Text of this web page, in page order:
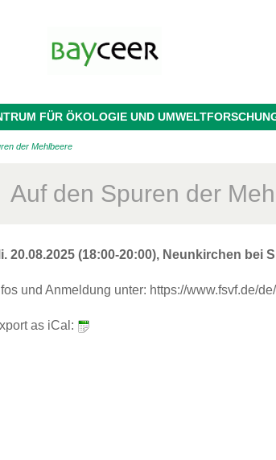
FÜR ÖKOLOGIE UND
der Mehlbeere
Auf den Spuren der
20.08.2025 (18:00-20:00), Neunkirchen bei
und Anmeldung unter: https://www.fsvf.de/
as iCal: